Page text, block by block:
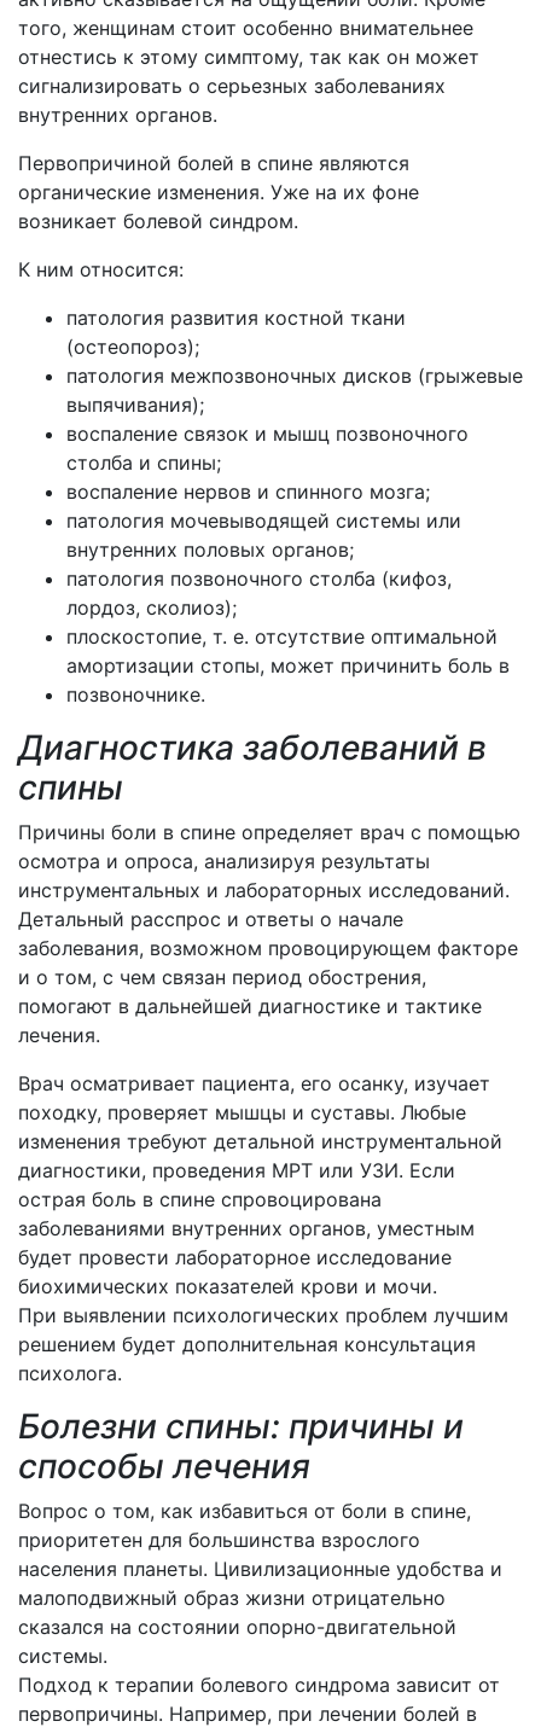
того, женщинам стоит особенно внимательнее
отнестись к этому симптому, так как он может
сигнализировать о серьезных заболеваниях
внутренних органов.
Первопричиной болей в спине являются
органические изменения. Уже на их фоне
возникает болевой синдром.
К ним относится:
патология развития костной ткани
(остеопороз);
патология межпозвоночных дисков (грыжевые
выпячивания);
воспаление связок и мышц позвоночного
столба и спины;
воспаление нервов и спинного мозга;
патология мочевыводящей системы или
внутренних половых органов;
патология позвоночного столба (кифоз,
лордоз, сколиоз);
плоскостопие, т. е. отсутствие оптимальной
амортизации стопы, может причинить боль в
позвоночнике.
Диагностика заболеваний в
спины
Причины боли в спине определяет врач с помощью
осмотра и опроса, анализируя результаты
инструментальных и лабораторных исследований.
Детальный расспрос и ответы о начале
заболевания, возможном провоцирующем факторе
и о том, с чем связан период обострения,
помогают в дальнейшей диагностике и тактике
лечения.
Врач осматривает пациента, его осанку, изучает
походку, проверяет мышцы и суставы. Любые
изменения требуют детальной инструментальной
диагностики, проведения МРТ или УЗИ. Если
острая боль в спине спровоцирована
заболеваниями внутренних органов, уместным
будет провести лабораторное исследование
биохимических показателей крови и мочи.
При выявлении психологических проблем лучшим
решением будет дополнительная консультация
психолога.
Болезни спины: причины и
способы лечения
Вопрос о том, как избавиться от боли в спине,
приоритетен для большинства взрослого
населения планеты. Цивилизационные удобства и
малоподвижный образ жизни отрицательно
сказался на состоянии опорно-двигательной
системы.
Подход к терапии болевого синдрома зависит от
первопричины. Например, при лечении болей в